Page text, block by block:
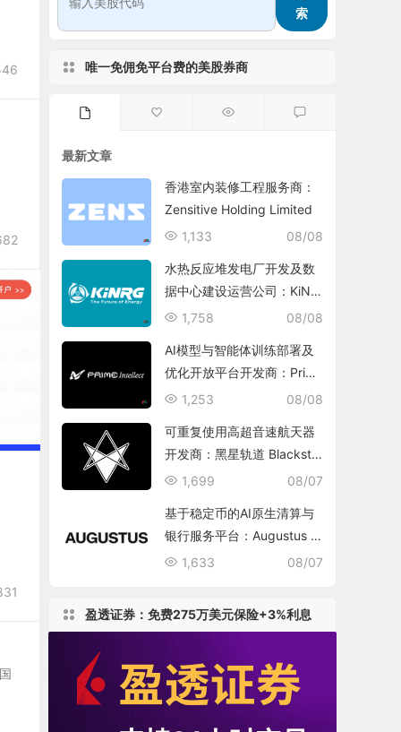
索
唯一免佣免平台费的美股券商
最新文章
香港室内装修工程服务商：
Zensitive Holding Limited
08/08
1,133
水热反应堆发电厂开发及数
据中心建设运营公司：KiNR
G, Inc.
08/08
1,758
AI模型与智能体训练部署及
优化开放平台开发商：Prim
e Intellect, Inc.
08/08
1,253
可重复使用高超音速航天器
开发商：黑星轨道 Blacksta
r Orbital Corporation
08/07
1,699
基于稳定币的AI原生清算与
银行服务平台：Augustus In
ternational Inc.
08/07
1,633
盈透证券：免费275万美元保险+3%利息